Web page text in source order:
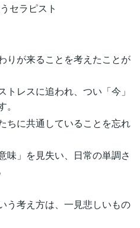
セラピスト
りが来ることを考えたことが
レスに追われ、つい「今」
ちに共通していることを忘れ
味」を見失い、日常の単調さ
う考え方は、一見悲しいもの